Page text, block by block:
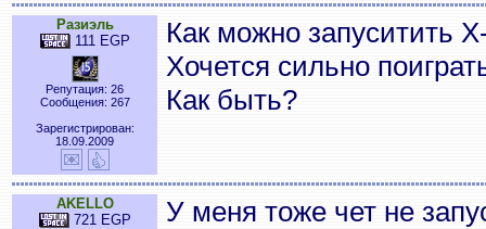
Разиэль
111 EGP
Репутация: 26
Сообщения: 267
Зарегистрирован:
18.09.2009
Как можно запуситить
Хочется сильно
Как быть?
AKELLO
721 EGP
У меня тоже чет не